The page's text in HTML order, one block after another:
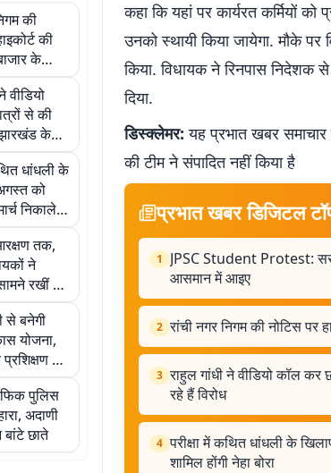
की
की
के
को अंतरिम
वीडियो
से की
के
के लिए
धांधली के
को
निकालेगी
में शामिल
तक,
ने
रखीं 8
से बनेगी
योजना,
का
पुलिस
अदाणी
छाते
कहा कि यहां पर कार्यरत कर्मियों
उनको स्थायी किया जायेगा. मौके
किया. विधायक ने रिनपास निदेशक
दिया.
डिस्क्लेमर: यह प्रभात खबर
की टीम ने संपादित नहीं किया है
प्रभात खबर डिजिटल
1
JPSC Student Protest:
आसमान में आइए
2 रांची नगर निगम की नोटिस पर
3 राहुल गांधी ने वीडियो कॉल
रहे हैं विरोध
4 परीक्षा में कथित धांधली के
शामिल होंगी नेहा बोरा